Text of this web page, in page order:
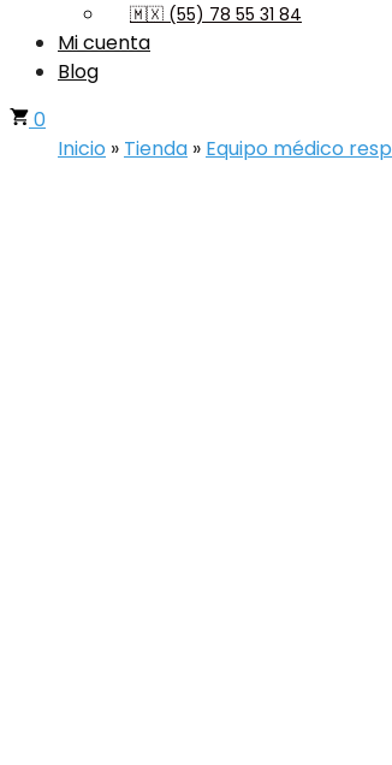
🇲🇽 (55) 78 55 31 84
Mi cuenta
Blog
0
Inicio » Tienda » Equipo médico